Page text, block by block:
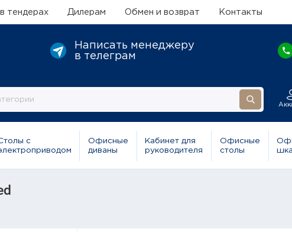
тендерах Дилерам Обмен и возврат Контакты
Написать менеджеру
в телеграм
с
Офисные
диваны
Кабинет для
руководителя
Офисные
столы